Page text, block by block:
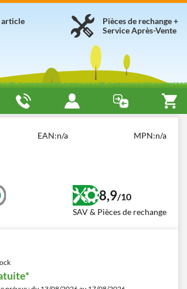
Pièces de rechange +
Service Après-Vente
article
EAN:n/a MPN:n/a
8,9/10
SAV & Pièces de rechange